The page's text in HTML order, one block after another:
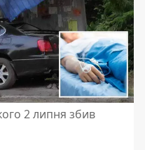
2 липня збив